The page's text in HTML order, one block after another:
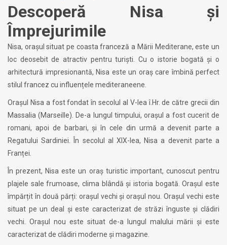
Descoperă Nisa și
Împrejurimile
Nisa, orașul situat pe coasta franceză a Mării Mediterane, este un
loc deosebit de atractiv pentru turiști. Cu o istorie bogată și o
arhitectură impresionantă, Nisa este un oraș care îmbină perfect
stilul francez cu influențele mediteraneene.
Orașul Nisa a fost fondat în secolul al V-lea î.Hr. de către grecii din
Massalia (Marseille). De-a lungul timpului, orașul a fost cucerit de
romani, apoi de barbari, și în cele din urmă a devenit parte a
Regatului Sardiniei. În secolul al XIX-lea, Nisa a devenit parte a
Franței.
În prezent, Nisa este un oraș turistic important, cunoscut pentru
plajele sale frumoase, clima blândă și istoria bogată. Orașul este
împărțit în două părți: orașul vechi și orașul nou. Orașul vechi este
situat pe un deal și este caracterizat de străzi înguste și clădiri
vechi. Orașul nou este situat de-a lungul malului mării și este
caracterizat de clădiri moderne și magazine.